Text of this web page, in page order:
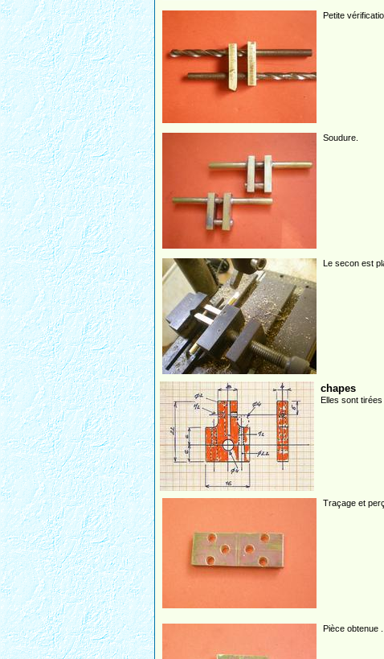
Petite
Soudure.
Le secon est
chapes
Elles sont tirées
Traçage et
Pièce obtenue ...